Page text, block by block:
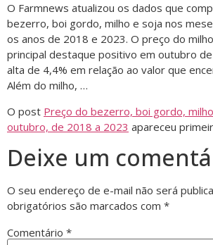
O Farmnews atualizou os dados que
bezerro, boi gordo, milho e soja nos
os anos de 2018 e 2023. O preço do
principal destaque positivo em outubro
alta de 4,4% em relação ao valor que
Além do milho, …
O post Preço do bezerro, boi gordo,
outubro, de 2018 a 2023 apareceu
Deixe um
O seu endereço de e-mail não será
obrigatórios são marcados com *
Comentário *